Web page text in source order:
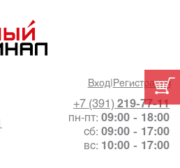
Вход| Регистрация
+7 (391) 219-77-11
пн-пт: 09:00 - 18:00
сб: 09:00 - 17:00
вс: 10:00 - 17:00